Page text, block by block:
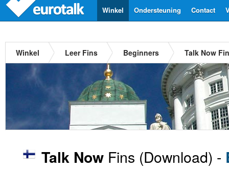
Contact
Ondersteuning
Winkel
Winkel Leer Fins Beginners Talk Now
Talk Now Fins (Download) -